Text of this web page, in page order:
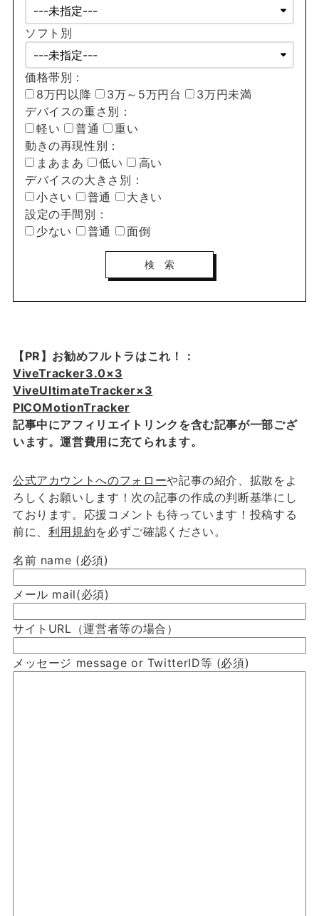
ソフト別
価格帯別：
8万円以降
3万～5万円台
3万円未満
デバイスの重さ別：
軽い
普通
重い
動きの再現性別：
まあまあ
低い
高い
デバイスの大きさ別：
小さい
普通
大きい
設定の手間別：
少ない
普通 面倒
【PR】お勧めフルトラはこれ！：
ViveTracker3.0×3
ViveUltimateTracker×3
PICOMotionTracker
記事中にアフィリエイトリンクを含む記事が一部ござ
います。運営費用に充てられます。
公式アカウントへのフォローや記事の紹介、拡散をよ
ろしくお願いします！次の記事の作成の判断基準にし
ております。応援コメントも待っています！投稿する
前に、 利用規約を必ずご確認ください。
名前 name (必須)
メール mail(必須)
サイトURL（運営者等の場合）
メッセージ message or TwitterID等 (必須)